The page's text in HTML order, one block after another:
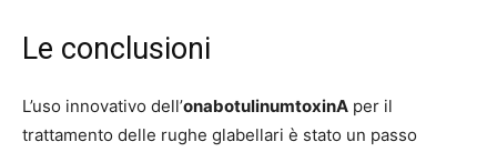
Le conclusioni
L’uso innovativo dell’onabotulinumtoxinA per il
trattamento delle rughe glabellari è stato un passo